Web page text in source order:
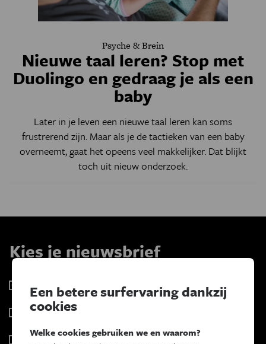
Psyche & Brein
Nieuwe taal leren? Stop met
Duolingo en gedraag je als een
baby
Later in je leven een nieuwe taal leren kan soms
frustrerend zijn. Maar als je de tactieken van een baby
overneemt, gaat het opeens veel makkelijker. Dat blijkt
toch uit nieuw onderzoek.
Kies je nieuwsbrief
Eos Wetenschap
2 x week
Tracé
Psyche & brein
Een betere surfervaring dankzij
cookies
Welke cookies gebruiken we en waarom?